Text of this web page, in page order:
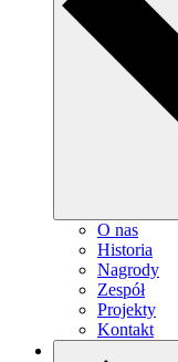
O nas
Historia
Nagrody
Zespół
Projekty
Kontakt